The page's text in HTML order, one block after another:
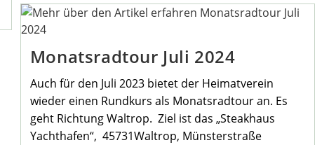
Waltrop
Monatsradtour Juli 2024
Auch für den Juli 2023 bietet der Heimatverein
wieder einen Rundkurs als Monatsradtour an. Es
geht Richtung Waltrop. Ziel ist das „Steakhaus
Yachthafen“, 45731Waltrop, Münsterstraße